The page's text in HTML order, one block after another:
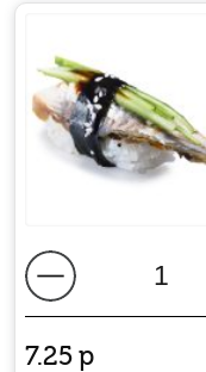
7.25р